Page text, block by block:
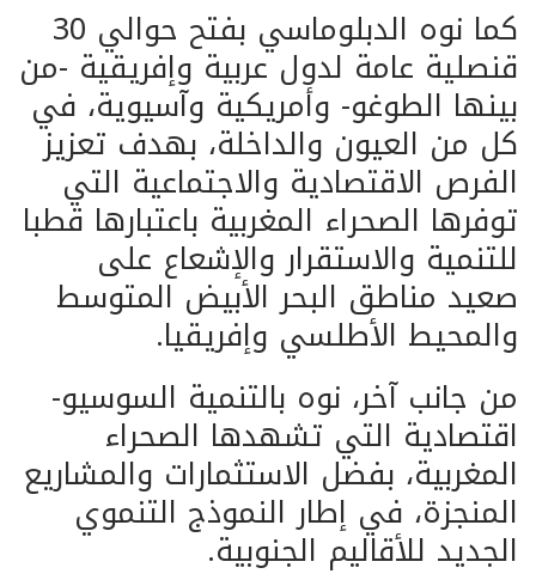
كما نوه الدبلوماسي بفتح حوالي 30
قنصلية عامة لدول عربية وإفريقية -من
بينها الطوغو- وأمريكية وآسيوية، في
كل من العيون والداخلة، بهدف تعزيز
الفرص الاقتصادية والاجتماعية التي
توفرها الصحراء المغربية باعتبارها قطبا
للتنمية والاستقرار والإشعاع على
صعيد مناطق البحر الأبيض المتوسط
والمحيط الأطلسي وإفريقيا.
من جانب آخر، نوه بالتنمية السوسيو-
اقتصادية التي تشهدها الصحراء
المغربية، بفضل الاستثمارات والمشاريع
المنجزة، في إطار النموذج التنموي
الجديد للأقاليم الجنوبية.